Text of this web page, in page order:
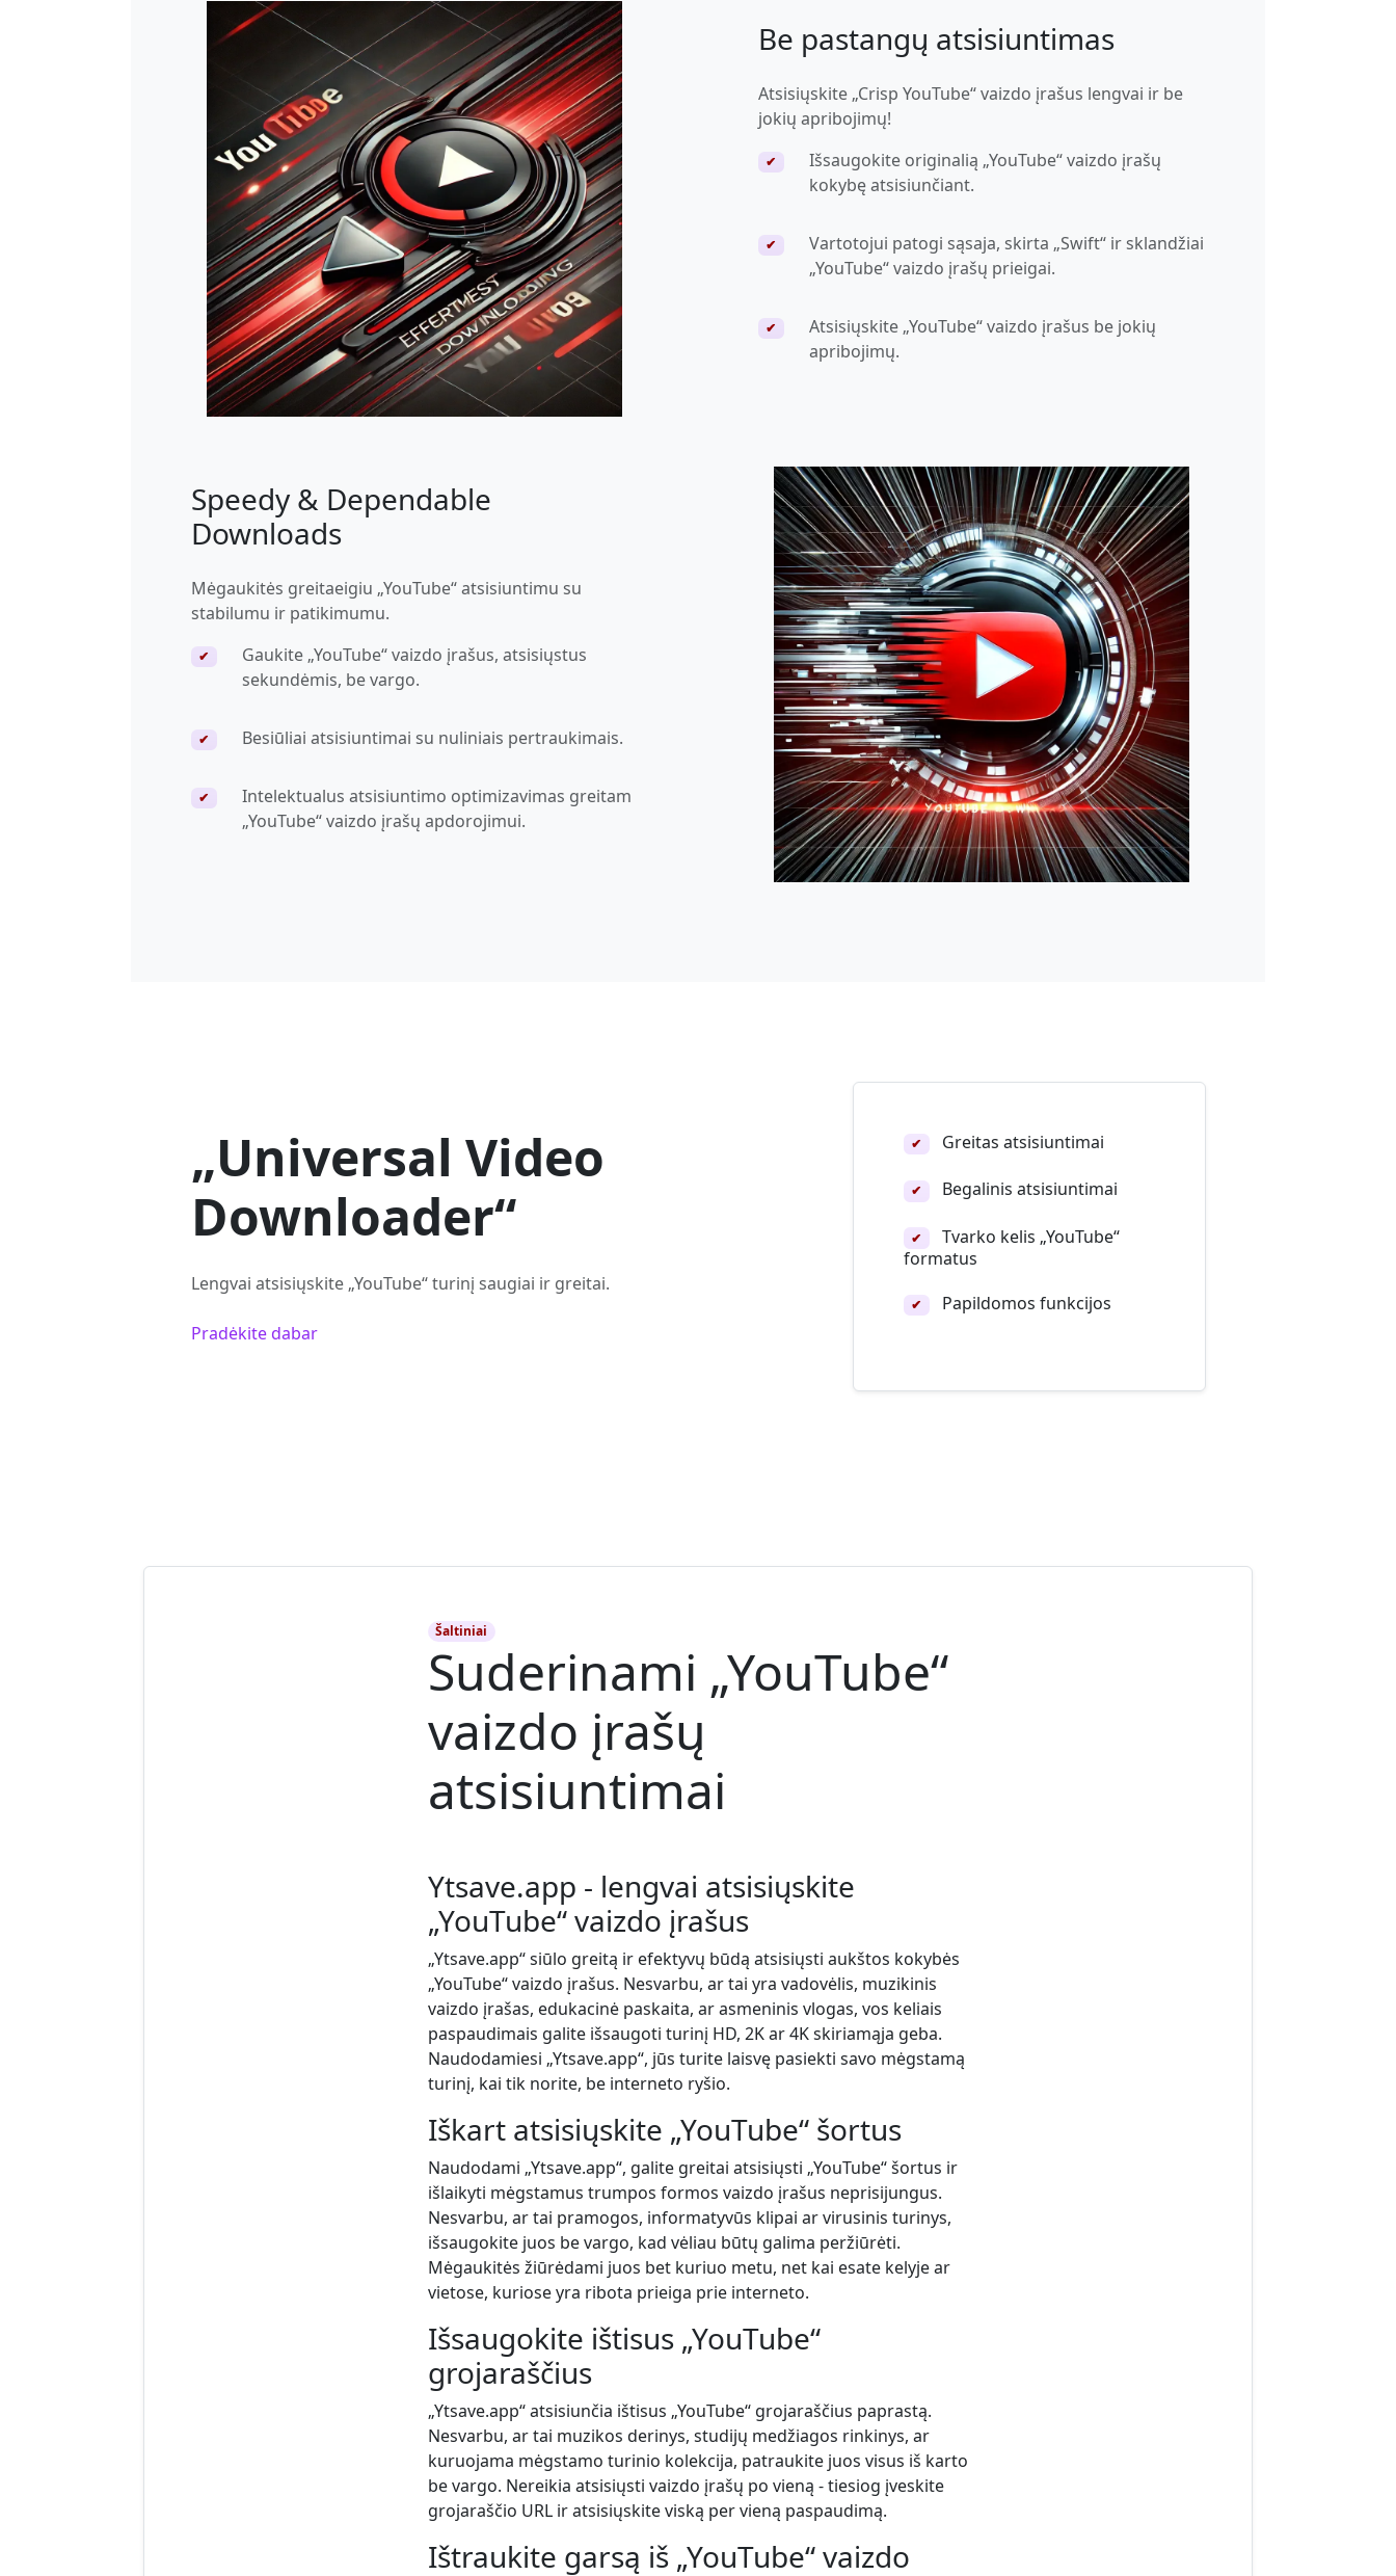
Be pastangų atsisiuntimas
Atsisiųskite „Crisp YouTube“ vaizdo įrašus lengvai ir be
jokių apribojimų!
✔
Išsaugokite originalią „YouTube“ vaizdo įrašų
kokybę atsisiunčiant.
✔
Vartotojui patogi sąsaja, skirta „Swift“ ir sklandžiai
„YouTube“ vaizdo įrašų prieigai.
✔
Atsisiųskite „YouTube“ vaizdo įrašus be jokių
apribojimų.
Speedy & Dependable
Downloads
Mėgaukitės greitaeigiu „YouTube“ atsisiuntimu su
stabilumu ir patikimumu.
✔
Gaukite „YouTube“ vaizdo įrašus, atsisiųstus
sekundėmis, be vargo.
✔ Besiūliai atsisiuntimai su nuliniais pertraukimais.
✔
Intelektualus atsisiuntimo optimizavimas greitam
„YouTube“ vaizdo įrašų apdorojimui.
„Universal Video
Downloader“
Lengvai atsisiųskite „YouTube“ turinį saugiai ir greitai.
Pradėkite dabar
✔ Greitas atsisiuntimai
✔ Begalinis atsisiuntimai
✔
Tvarko kelis „YouTube“
formatus
✔ Papildomos funkcijos
Šaltiniai
Suderinami „YouTube“
vaizdo įrašų
atsisiuntimai
Ytsave.app - lengvai atsisiųskite
„YouTube“ vaizdo įrašus
„Ytsave.app“ siūlo greitą ir efektyvų būdą atsisiųsti aukštos kokybės
„YouTube“ vaizdo įrašus. Nesvarbu, ar tai yra vadovėlis, muzikinis
vaizdo įrašas, edukacinė paskaita, ar asmeninis vlogas, vos keliais
paspaudimais galite išsaugoti turinį HD, 2K ar 4K skiriamąja geba.
Naudodamiesi „Ytsave.app“, jūs turite laisvę pasiekti savo mėgstamą
turinį, kai tik norite, be interneto ryšio.
Iškart atsisiųskite „YouTube“ šortus
Naudodami „Ytsave.app“, galite greitai atsisiųsti „YouTube“ šortus ir
išlaikyti mėgstamus trumpos formos vaizdo įrašus neprisijungus.
Nesvarbu, ar tai pramogos, informatyvūs klipai ar virusinis turinys,
išsaugokite juos be vargo, kad vėliau būtų galima peržiūrėti.
Mėgaukitės žiūrėdami juos bet kuriuo metu, net kai esate kelyje ar
vietose, kuriose yra ribota prieiga prie interneto.
Išsaugokite ištisus „YouTube“
grojaraščius
„Ytsave.app“ atsisiunčia ištisus „YouTube“ grojaraščius paprastą.
Nesvarbu, ar tai muzikos derinys, studijų medžiagos rinkinys, ar
kuruojama mėgstamo turinio kolekcija, patraukite juos visus iš karto
be vargo. Nereikia atsisiųsti vaizdo įrašų po vieną - tiesiog įveskite
grojaraščio URL ir atsisiųskite viską per vieną paspaudimą.
Ištraukite garsą iš „YouTube“ vaizdo